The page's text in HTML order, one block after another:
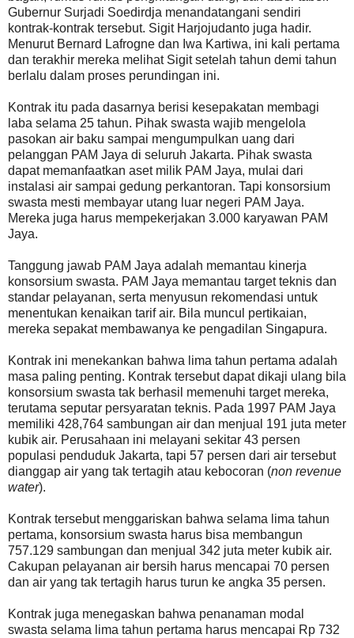
Gubernur Surjadi Soedirdja menandatangani sendiri
kontrak-kontrak tersebut. Sigit Harjojudanto juga hadir.
Menurut Bernard Lafrogne dan Iwa Kartiwa, ini kali pertama
dan terakhir mereka melihat Sigit setelah tahun demi tahun
berlalu dalam proses perundingan ini.
Kontrak itu pada dasarnya berisi kesepakatan membagi
laba selama 25 tahun. Pihak swasta wajib mengelola
pasokan air baku sampai mengumpulkan uang dari
pelanggan PAM Jaya di seluruh Jakarta. Pihak swasta
dapat memanfaatkan aset milik PAM Jaya, mulai dari
instalasi air sampai gedung perkantoran. Tapi konsorsium
swasta mesti membayar utang luar negeri PAM Jaya.
Mereka juga harus mempekerjakan 3.000 karyawan PAM
Jaya.
Tanggung jawab PAM Jaya adalah memantau kinerja
konsorsium swasta. PAM Jaya memantau target teknis dan
standar pelayanan, serta menyusun rekomendasi untuk
menentukan kenaikan tarif air. Bila muncul pertikaian,
mereka sepakat membawanya ke pengadilan Singapura.
Kontrak ini menekankan bahwa lima tahun pertama adalah
masa paling penting. Kontrak tersebut dapat dikaji ulang bila
konsorsium swasta tak berhasil memenuhi target mereka,
terutama seputar persyaratan teknis. Pada 1997 PAM Jaya
memiliki 428,764 sambungan air dan menjual 191 juta meter
kubik air. Perusahaan ini melayani sekitar 43 persen
populasi penduduk Jakarta, tapi 57 persen dari air tersebut
dianggap air yang tak tertagih atau kebocoran (non revenue
water).
Kontrak tersebut menggariskan bahwa selama lima tahun
pertama, konsorsium swasta harus bisa membangun
757.129 sambungan dan menjual 342 juta meter kubik air.
Cakupan pelayanan air bersih harus mencapai 70 persen
dan air yang tak tertagih harus turun ke angka 35 persen.
Kontrak juga menegaskan bahwa penanaman modal
swasta selama lima tahun pertama harus mencapai Rp 732